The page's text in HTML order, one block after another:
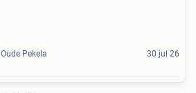
Oude Pekela 30 jul 26